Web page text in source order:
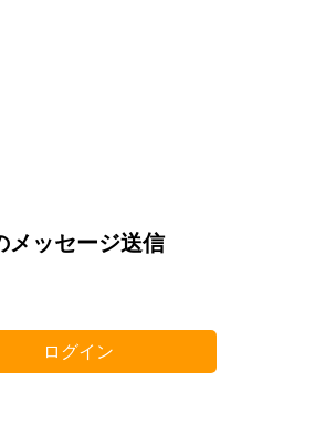
メッセージ送信
ログイン